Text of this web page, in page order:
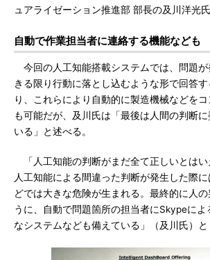
ュアライゼーション推進部 部長の及川洋光
自動で作業担当者に連絡する機能なども
今回の人工知能搭載システムでは、問題
きる限り行動に落とし込むような形で回答
り、これらにより自動的に製造機械などを
も可能だが、及川氏は「最後は人間の判断
いる」と述べる。
「人工知能の判断がまだ全て正しいとはい
人工知能による間違った判断が発生した際
どでは大きな危険が生まれる。最終的に人
うに、自動で問題箇所の担当者にSkypeによ
なシステムなども備えている」（及川氏）と